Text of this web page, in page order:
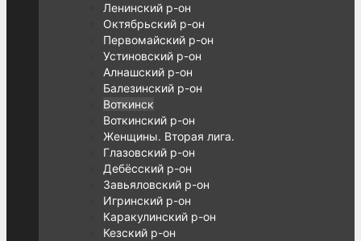
Ленинский р-он
Октябрьский р-он
Первомайский р-он
Устиновский р-он
Алнашский р-он
Балезинский р-он
Воткинск
Воткинский р-он
Женщины. Вторая лига.
Глазовский р-он
Дебёсский р-он
Завьяловский р-он
Игринский р-он
Каракулинский р-он
Кезский р-он